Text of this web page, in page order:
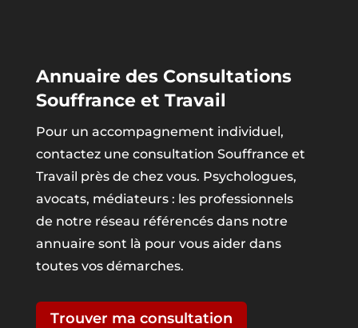
Annuaire des Consultations
Souffrance et Travail
Pour un accompagnement individuel,
contactez une consultation Souffrance et
Travail près de chez vous. Psychologues,
avocats, médiateurs : les professionnels
de notre réseau référencés dans notre
annuaire sont là pour vous aider dans
toutes vos démarches.
Trouver ma consultation